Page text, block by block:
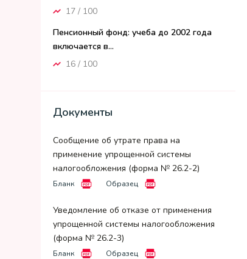
17 / 100
Пенсионный фонд: учеба до 2002 года
включается в...
16 / 100
Документы
Сообщение об утрате права на
применение упрощенной системы
налогообложения (форма № 26.2-2)
Бланк Образец
Уведомление об отказе от применения
упрощенной системы налогообложения
(форма № 26.2-3)
Бланк Образец